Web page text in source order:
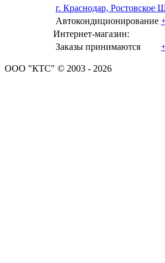
г. Краснодар, Ростовское
Автокондиционирование
Интернет-магазин:
Заказы принимаются
ООО "КТС" © 2003 - 2026